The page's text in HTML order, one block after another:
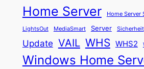
Home Server Home Server
LightsOut MediaSmart Server Sicherheit
Update VAIL WHS WHS2
Windows Home